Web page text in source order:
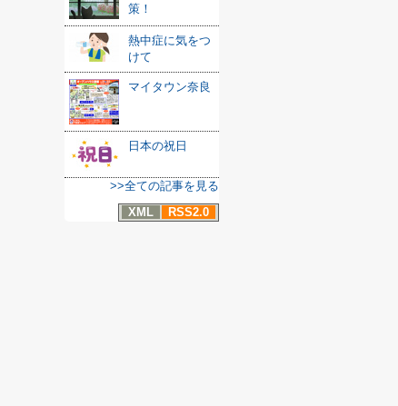
策！
熱中症に気をつ
けて
マイタウン奈良
日本の祝日
>>全ての記事を見る
XML
RSS2.0